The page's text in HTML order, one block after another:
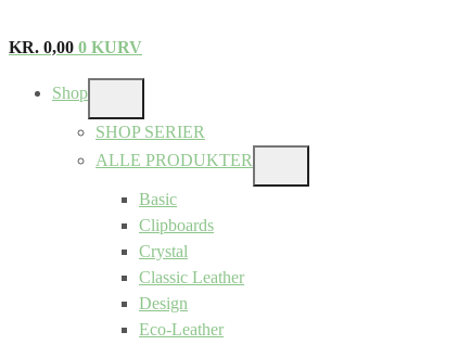
KR. 0,00 0 KURV
Shop
SUB
MENU
SHOP SERIER
ALLE PRODUKTER
SUB
Basic
Clipboards
Crystal
Classic Leather
Design
Eco-Leather